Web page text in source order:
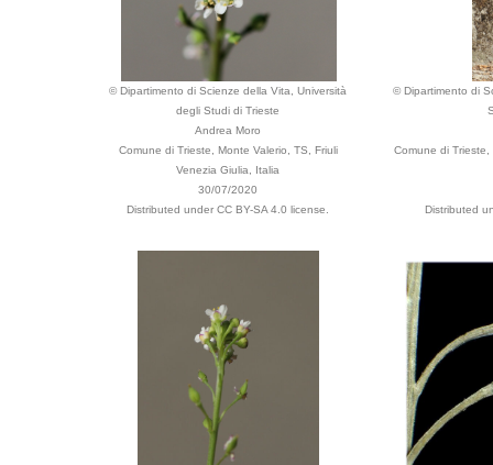
© Dipartimento di Scienze della Vita, Università
degli Studi di Trieste
Andrea Moro
Comune di Trieste, Monte Valerio, TS, Friuli
Venezia Giulia, Italia
30/07/2020
Distributed under CC BY-SA 4.0 license.
© Dipartimento di
Comune di
Distributed